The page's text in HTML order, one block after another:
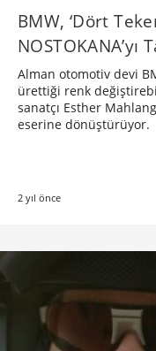
BMW, ‘Dört
NOSTOKANA’yı
Alman otomotiv devi
ürettiği renk
sanatçı Esther
eserine dönüştürüyor.
2 yıl önce